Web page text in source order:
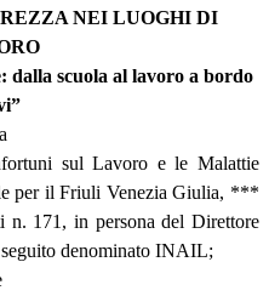
NEI LUOGHI DI
dalla scuola al lavoro a bordo
sul Lavoro e le Malattie
per il Friuli Venezia Giulia, ***
n. 171, in persona del Direttore
denominato INAIL;